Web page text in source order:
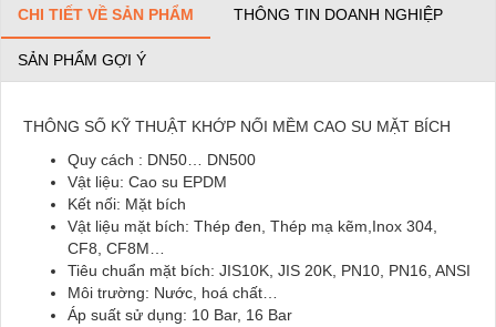
CHI TIẾT VỀ SẢN PHẨM THÔNG TIN DOANH NGHIỆP
SẢN PHẨM GỢI Ý
THÔNG SỐ KỸ THUẬT KHỚP NỐI MỀM CAO SU MẶT BÍCH
Quy cách : DN50… DN500
Vật liệu: Cao su EPDM
Kết nối: Mặt bích
Vật liệu mặt bích: Thép đen, Thép mạ kẽm,Inox 304,
CF8, CF8M…
Tiêu chuẩn mặt bích: JIS10K, JIS 20K, PN10, PN16, ANSI
Môi trường: Nước, hoá chất…
Áp suất sử dụng: 10 Bar, 16 Bar